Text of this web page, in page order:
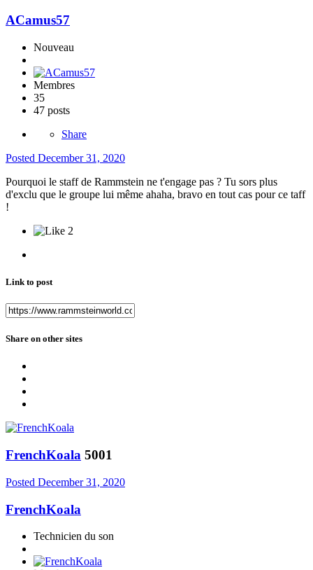
ACamus57
Nouveau
Membres
35
47 posts
Share
Posted December 31, 2020
Pourquoi le staff de Rammstein ne t'engage pas ? Tu sors plus
d'exclu que le groupe lui même ahaha, bravo en tout cas pour ce taff
!
2
Link to post
Share on other sites
FrenchKoala 5001
Posted December 31, 2020
FrenchKoala
Technicien du son